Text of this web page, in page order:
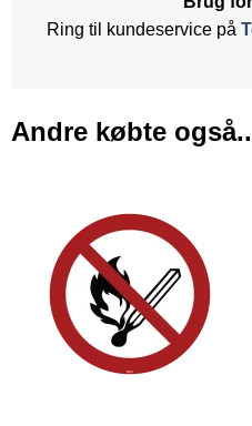
Ring til kundeservice på
Andre købte